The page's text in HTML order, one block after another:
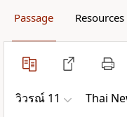
Passage Resources
วิวรณ์ 11 Thai